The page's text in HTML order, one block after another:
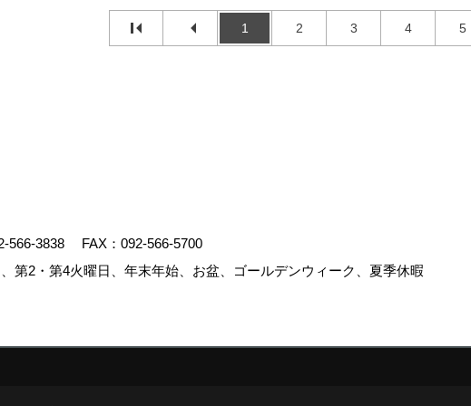
1 2 3 4 5
566-3838
FAX：092-566-5700
第2・第4火曜日、年末年始、お盆、ゴールデンウィーク、夏季休暇
Reserved.